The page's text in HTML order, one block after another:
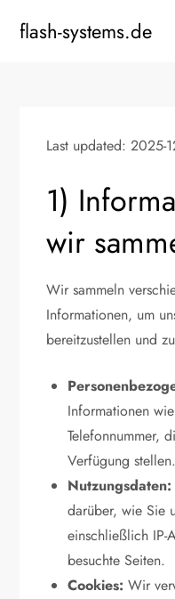
flash-systems.de
Last updated: 2025-
1)
wir
Wir sammeln
Informationen, um
bereitzustellen und
Informationen
Telefonnummer,
Verfügung stellen.
Nutzungsdaten:
darüber, wie Sie
einschließlich IP-
besuchte Seiten.
Cookies: Wir